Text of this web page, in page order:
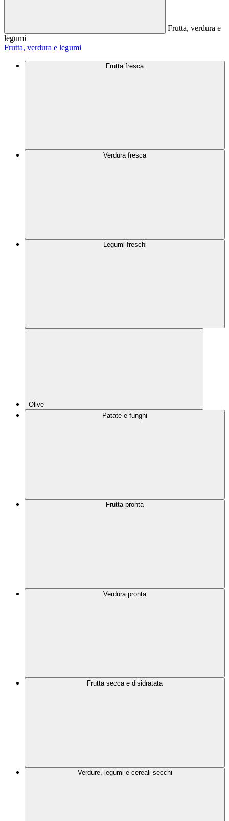
Frutta, verdura e
legumi
Frutta, verdura e legumi
Frutta fresca
Verdura fresca
Legumi freschi
Olive
Patate e funghi
Frutta pronta
Verdura pronta
Frutta secca e disidratata
Verdure, legumi e cereali secchi